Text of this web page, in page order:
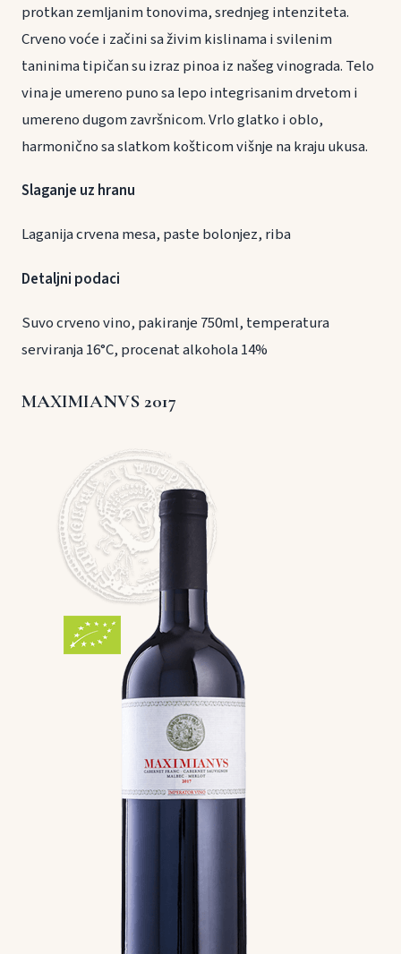
protkan zemljanim tonovima, srednjeg intenziteta.
Crveno voće i začini sa živim kislinama i svilenim
taninima tipičan su izraz pinoa iz našeg vinograda. Telo
vina je umereno puno sa lepo integrisanim drvetom i
umereno dugom završnicom. Vrlo glatko i oblo,
harmonično sa slatkom košticom višnje na kraju ukusa.
Slaganje uz hranu
Laganija crvena mesa, paste bolonjez, riba
Detaljni podaci
Suvo crveno vino, pakiranje 750ml, temperatura
serviranja 16°C, procenat alkohola 14%
MAXIMIANVS 2017